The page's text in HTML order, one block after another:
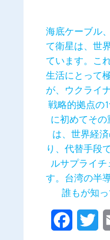
海底ケーブル
て衛星は、世
ています。こ
生活にとって
が、ウクライ
戦略的拠点の
に初めてそ
は、世界経
り、代替手段
ルサプライ
す。台湾の半
誰もが知